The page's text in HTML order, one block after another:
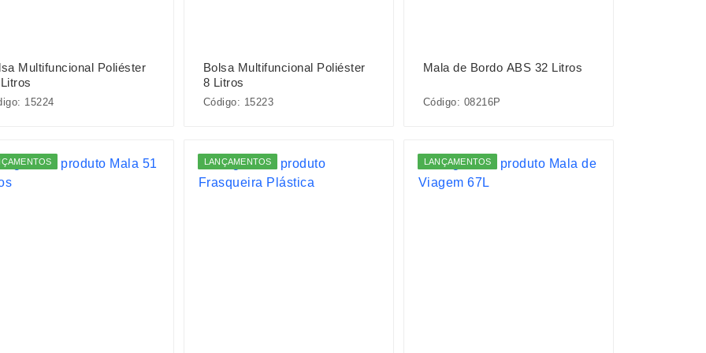
Multifuncional Poliéster
15224
Bolsa Multifuncional Poliéster
8 Litros
Código: 15223
Mala de Bordo ABS 32 Litros
Código: 08216P
LANÇAMENTOS LANÇAMENTOS